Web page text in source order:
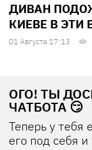
ДИВАН
КИЕВЕ В ЭТИ
01 Августа 17:13
ОГО! ТЫ
ЧАТБОТА 😏
Теперь у тебя
его под себя